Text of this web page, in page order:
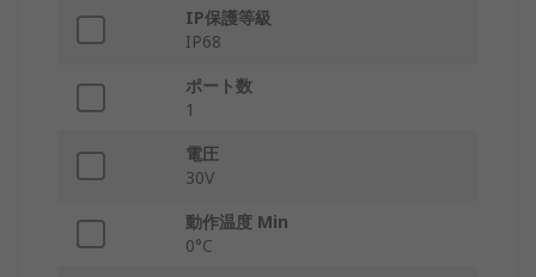
IP保護等級
IP68
ポート数
1
電圧
30V
動作温度 Min
0°C